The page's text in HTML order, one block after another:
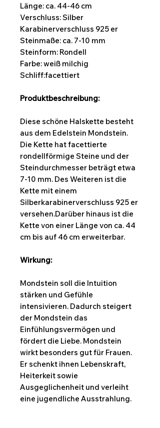
Länge: ca. 44-46 cm
Verschluss: Silber
Karabinerverschluss 925 er
Steinmaße: ca. 7-10 mm
Steinform: Rondell
Farbe: weiß milchig
Schliff:facettiert
Produktbeschreibung:
Diese schöne Halskette besteht
aus dem Edelstein Mondstein.
Die Kette hat facettierte
rondellförmige Steine und der
Steindurchmesser beträgt etwa
7-10 mm. Des Weiteren ist die
Kette mit einem
Silberkarabinerverschluss 925 er
versehen.Darüber hinaus ist die
Kette von einer Länge von ca. 44
cm bis auf 46 cm erweiterbar.
Wirkung:
Mondstein soll die Intuition
stärken und Gefühle
intensivieren. Dadurch steigert
der Mondstein das
Einfühlungsvermögen und
fördert die Liebe. Mondstein
wirkt besonders gut für Frauen.
Er schenkt ihnen Lebenskraft,
Heiterkeit sowie
Ausgeglichenheit und verleiht
eine jugendliche Ausstrahlung.